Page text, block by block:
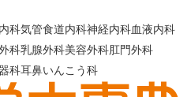
科気管食道内科神経内科血液内科
科乳腺外科美容外科肛門外科
科耳鼻いんこう科